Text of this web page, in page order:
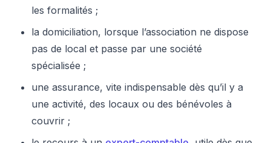
les formalités ;
la domiciliation, lorsque l’association ne dispose
pas de local et passe par une société
spécialisée ;
une assurance, vite indispensable dès qu’il y a
une activité, des locaux ou des bénévoles à
couvrir ;